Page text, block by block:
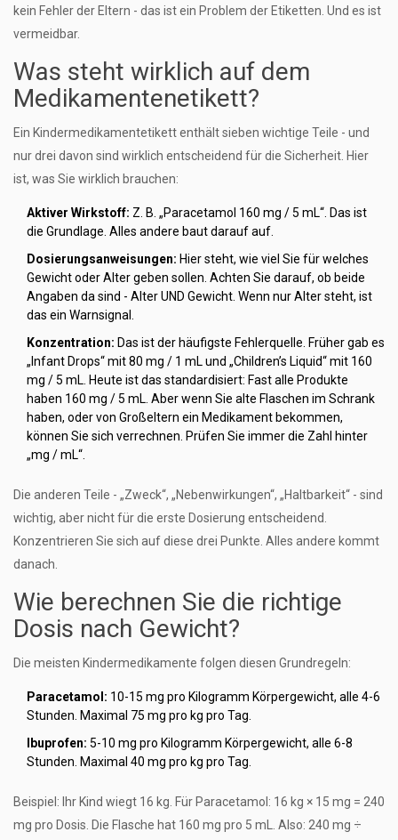
kein Fehler der Eltern - das ist ein Problem der Etiketten. Und es ist
vermeidbar.
Was steht wirklich auf dem
Medikamentenetikett?
Ein Kindermedikamentetikett enthält sieben wichtige Teile - und
nur drei davon sind wirklich entscheidend für die Sicherheit. Hier
ist, was Sie wirklich brauchen:
Aktiver Wirkstoff: Z. B. „Paracetamol 160 mg / 5 mL“. Das ist
die Grundlage. Alles andere baut darauf auf.
Dosierungsanweisungen: Hier steht, wie viel Sie für welches
Gewicht oder Alter geben sollen. Achten Sie darauf, ob beide
Angaben da sind - Alter UND Gewicht. Wenn nur Alter steht, ist
das ein Warnsignal.
Konzentration: Das ist der häufigste Fehlerquelle. Früher gab es
„Infant Drops“ mit 80 mg / 1 mL und „Children’s Liquid“ mit 160
mg / 5 mL. Heute ist das standardisiert: Fast alle Produkte
haben 160 mg / 5 mL. Aber wenn Sie alte Flaschen im Schrank
haben, oder von Großeltern ein Medikament bekommen,
können Sie sich verrechnen. Prüfen Sie immer die Zahl hinter
„mg / mL“.
Die anderen Teile - „Zweck“, „Nebenwirkungen“, „Haltbarkeit“ - sind
wichtig, aber nicht für die erste Dosierung entscheidend.
Konzentrieren Sie sich auf diese drei Punkte. Alles andere kommt
danach.
Wie berechnen Sie die richtige
Dosis nach Gewicht?
Die meisten Kindermedikamente folgen diesen Grundregeln:
Paracetamol: 10-15 mg pro Kilogramm Körpergewicht, alle 4-6
Stunden. Maximal 75 mg pro kg pro Tag.
Ibuprofen: 5-10 mg pro Kilogramm Körpergewicht, alle 6-8
Stunden. Maximal 40 mg pro kg pro Tag.
Beispiel: Ihr Kind wiegt 16 kg. Für Paracetamol: 16 kg × 15 mg = 240
mg pro Dosis. Die Flasche hat 160 mg pro 5 mL. Also: 240 mg ÷